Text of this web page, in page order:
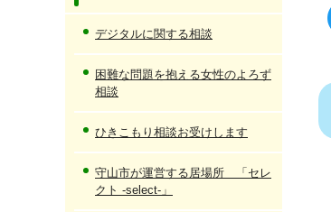
デジタルに関する相談
困難な問題を抱える女性のよろず
相談
ひきこもり相談お受けします
守山市が運営する居場所 「セレ
クト -select-」